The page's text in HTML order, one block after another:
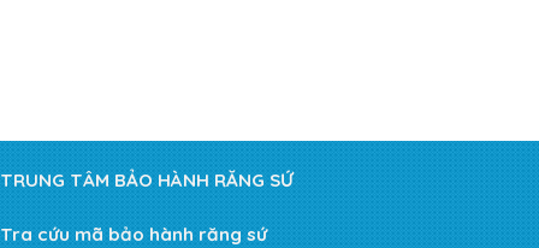
TRUNG TÂM BẢO HÀNH RĂNG SỨ
Tra cứu mã bảo hành răng sứ